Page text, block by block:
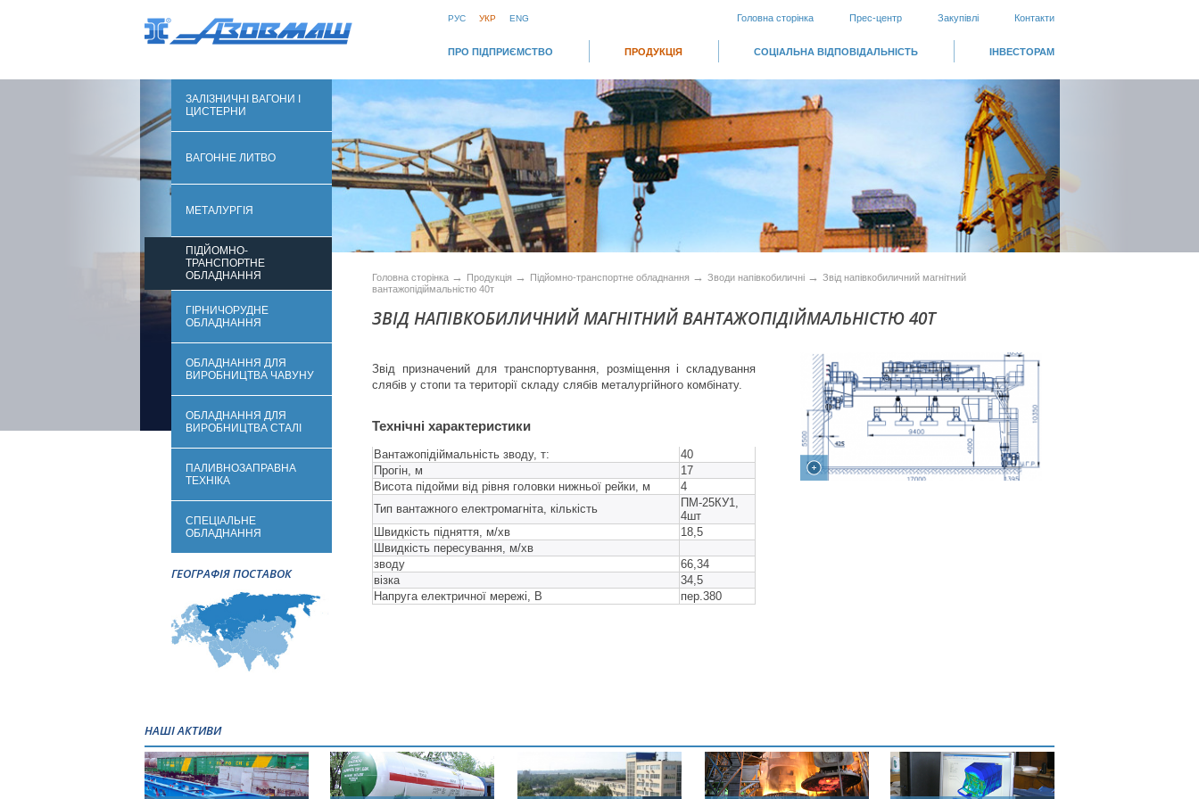
РУС УКР ENG Головна сторінка Прес-центр Закупівлі Контакти
ПРО ПІДПРИЄМСТВО ПРОДУКЦІЯ СОЦІАЛЬНА ВІДПОВІДАЛЬНІСТЬ ІНВЕСТОРАМ
ЗАЛІЗНИЧНІ ВАГОНИ І
ЦИСТЕРНИ
ВАГОННЕ ЛИТВО
МЕТАЛУРГІЯ
ПІДЙОМНО-
ТРАНСПОРТНЕ
ОБЛАДНАННЯ
ГІРНИЧОРУДНЕ
ОБЛАДНАННЯ
ОБЛАДНАННЯ ДЛЯ
ВИРОБНИЦТВА ЧАВУНУ
ОБЛАДНАННЯ ДЛЯ
ВИРОБНИЦТВА СТАЛІ
ПАЛИВНОЗАПРАВНА
ТЕХНІКА
СПЕЦІАЛЬНЕ
ОБЛАДНАННЯ
ГЕОГРАФІЯ ПОСТАВОК
Головна сторінка → Продукція → Підйомно-транспортне обладнання → Зводи напівкобиличні → Звід напівкобиличний магнітний
вантажопідіймальністю 40т
ЗВІД НАПІВКОБИЛИЧНИЙ МАГНІТНИЙ ВАНТАЖОПІДІЙМАЛЬНІСТЮ 40Т
Звід призначений для транспортування, розміщення і складування
слябів у стопи та території складу слябів металургійного комбінату.
Технічні характеристики
Вантажопідіймальність зводу, т:
40
Прогін, м
17
Висота підойми від рівня головки нижньої рейки, м
4
Тип вантажного електромагніта, кількість
ПМ-25КУ1,
4шт
Швидкість підняття, м/хв
18,5
Швидкість пересування, м/хв
зводу
66,34
візка
34,5
Напруга електричної мережі, В
пер.380
НАШІ АКТИВИ